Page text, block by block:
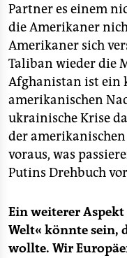
Partner es einem
die Amerikaner
Amerikaner sich
Taliban wieder die
Afghanistan ist ein
amerikanischen
ukrainische Krise
der amerikanischen
voraus, was
Putins Drehbuch
Ein weiterer
Welt« könnte sein,
wollte. Wir